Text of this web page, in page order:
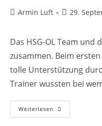
Armin Luft 29.
Das HSG-OL Team und
zusammen. Beim
tolle Unterstützung
Trainer wussten bei
Weiterlesen